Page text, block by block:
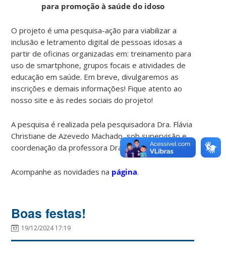
para promoção à saúde do idoso
O projeto é uma pesquisa-ação para viabilizar a
inclusão e letramento digital de pessoas idosas a
partir de oficinas organizadas em: treinamento para
uso de smartphone, grupos focais e atividades de
educação em saúde. Em breve, divulgaremos as
inscrições e demais informações! Fique atento ao
nosso site e às redes sociais do projeto!
A pesquisa é realizada pela pesquisadora Dra. Flávia
Christiane de Azevedo Machado, sob supervisão e
coordenação da professora Dra. Eleonora d’Orsi.
Acompanhe as novidades na página.
Boas festas!
19/12/2024 17:19